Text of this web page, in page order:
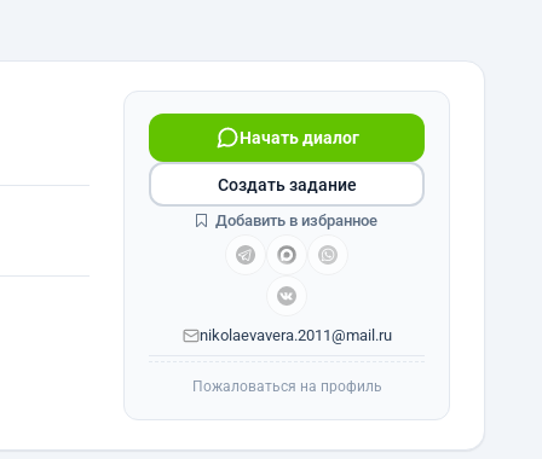
Начать диалог
nikolaevavera.2011@mail.ru
Создать задание
Добавить в избранное
Пожаловаться на профиль